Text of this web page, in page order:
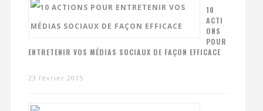
10
ACTI
ONS
POUR
ENTRETENIR VOS MÉDIAS SOCIAUX DE FAÇON EFFICACE
23 février 2015